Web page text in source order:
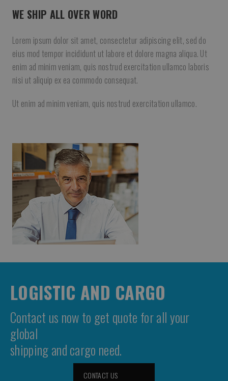
WE SHIP ALL OVER WORD
Lorem ipsum dolor sit amet, consectetur adipiscing elit, sed do
eius mod tempor incididunt ut labore et dolore magna aliqua. Ut
enim ad minim veniam, quis nostrud exercitation ullamco laboris
nisi ut aliquip ex ea commodo consequat.
Ut enim ad minim veniam, quis nostrud exercitation ullamco.
LOGISTIC AND CARGO
Contact us now to get quote for all your
global
shipping and cargo need.
CONTACT US